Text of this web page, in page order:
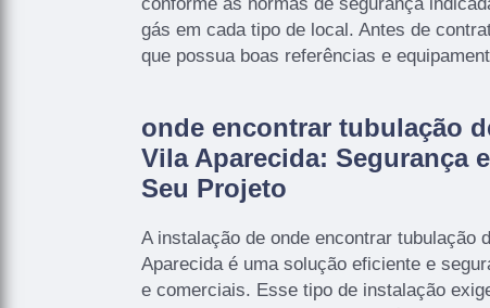
gás em cada tipo de local. Antes de
que possua boas referências e
onde encontrar tubulação
Vila Aparecida: Segurança
Seu Projeto
A instalação de onde encontrar tubulação
Aparecida é uma solução eficiente e
e comerciais. Esse tipo de instalação